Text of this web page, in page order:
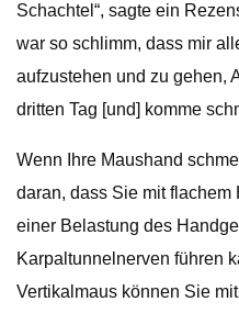
Schachtel“, sagte ein
war so schlimm, dass mir
aufzustehen und zu gehen,
dritten Tag [und] komme
Wenn Ihre Maushand
daran, dass Sie mit
einer Belastung des
Karpaltunnelnerven führen
Vertikalmaus können Sie